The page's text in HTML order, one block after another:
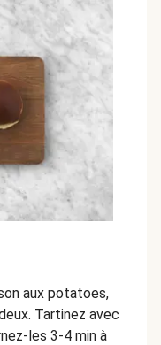
aux potatoes,
Tartinez avec
les 3-4 min à